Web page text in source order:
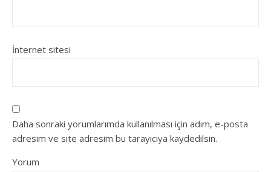
İnternet sitesi
Daha sonraki yorumlarımda kullanılması için adım, e-posta
adresim ve site adresim bu tarayıcıya kaydedilsin.
Yorum